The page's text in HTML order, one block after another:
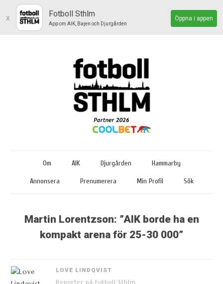
x Fotboll Sthlm
App om AIK, Bajen och Djurgården
Öppna i appen
Om AIK Djurgården Hammarby
Annonsera Prenumerera Min Profil Sök
Martin Lorentzson: ”AIK borde ha en
kompakt arena för 25-30 000”
LOVE LINDQVIST
Reporter på Fotboll Sthlm